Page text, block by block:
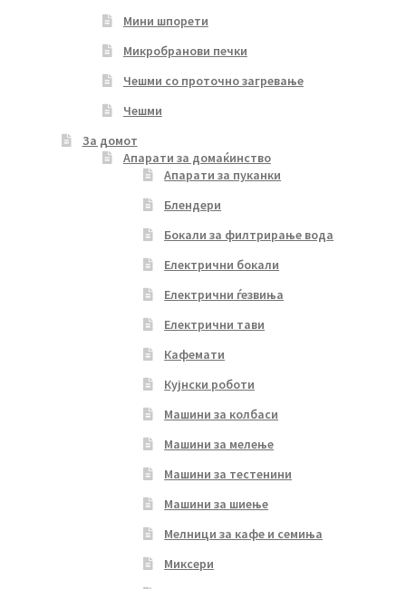
Мини шпорети
Микробранови печки
Чешми со проточно загревање
Чешми
За домот
Апарати за домаќинство
Апарати за пуканки
Блендери
Бокали за филтрирање вода
Електрични бокали
Електрични ѓезвиња
Електрични тави
Кафемати
Кујнски роботи
Машини за колбаси
Машини за мелење
Машини за тестенини
Машини за шиење
Мелници за кафе и семиња
Миксери